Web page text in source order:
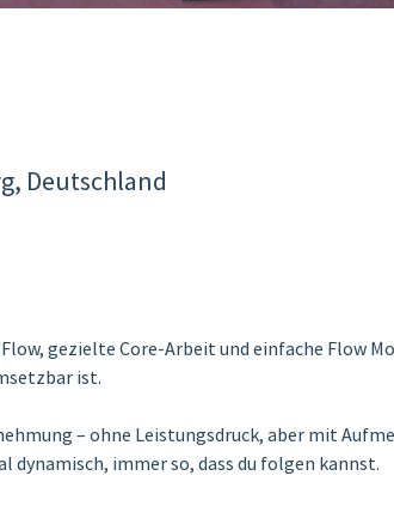
Deutschland
gezielte Core-Arbeit und einfache Flow
ist.
– ohne Leistungsdruck, aber mit
dynamisch, immer so, dass du folgen kannst.